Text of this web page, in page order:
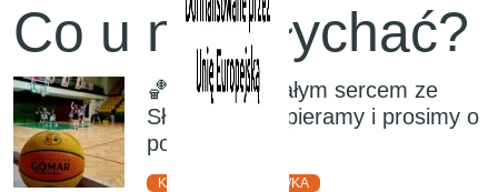
Co u nas słychać?
🏀Jesteśmy całym sercem ze
Sławkiem! Wspieramy i prosimy o
pomoc!
KLS KOSZYKÓWKA